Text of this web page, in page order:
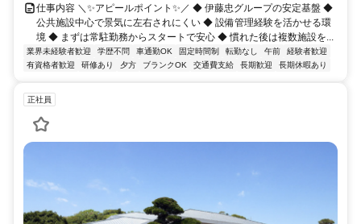
仕事内容 ＼✨アピールポイント✨／ ◆ 伊藤忠グループの安定基盤 ◆
公共施設中心で景気に左右されにくい ◆ 設備管理経験を活かせる環
境 ◆ まずは常駐勤務からスタートで安心 ◆ 慣れた後は複数施設を...
業界未経験者歓迎 学歴不問 車通勤OK 固定時間制 転勤なし 午前
経験者歓迎
有資格者歓迎
研修あり 夕方 ブランクOK 交通費支給 長期歓迎 長期休暇あり
正社員